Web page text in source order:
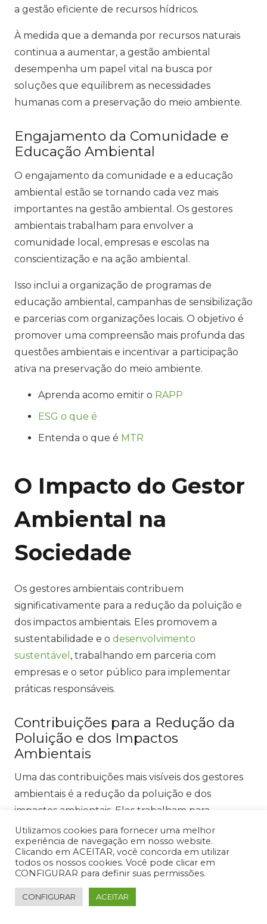
a gestão eficiente de recursos hídricos.
À medida que a demanda por recursos naturais
continua a aumentar, a gestão ambiental
desempenha um papel vital na busca por
soluções que equilibrem as necessidades
humanas com a preservação do meio ambiente.
Engajamento da Comunidade e
Educação Ambiental
O engajamento da comunidade e a educação
ambiental estão se tornando cada vez mais
importantes na gestão ambiental. Os gestores
ambientais trabalham para envolver a
comunidade local, empresas e escolas na
conscientização e na ação ambiental.
Isso inclui a organização de programas de
educação ambiental, campanhas de sensibilização
e parcerias com organizações locais. O objetivo é
promover uma compreensão mais profunda das
questões ambientais e incentivar a participação
ativa na preservação do meio ambiente.
Aprenda acomo emitir o RAPP
ESG o que é
Entenda o que é MTR
O Impacto do Gestor
Ambiental na
Sociedade
Os gestores ambientais contribuem
significativamente para a redução da poluição e
dos impactos ambientais. Eles promovem a
sustentabilidade e o desenvolvimento
sustentável , trabalhando em parceria com
empresas e o setor público para implementar
práticas responsáveis.
Contribuições para a Redução da
Poluição e dos Impactos
Ambientais
Uma das contribuições mais visíveis dos gestores
ambientais é a redução da poluição e dos
impactos ambientais. Eles trabalham para
implementar políticas e práticas que minimizem a
emissão de poluentes, a degradação de
ecossistemas e a exploração irresponsável de
recursos naturais.
Esses profissionais desempenham um papel
Utilizamos cookies para fornecer uma melhor
experiência de navegação em nosso website.
Clicando em ACEITAR, você concorda em utilizar
todos os nossos cookies. Você pode clicar em
CONFIGURAR para definir suas permissões.
CONFIGURAR ACEITAR